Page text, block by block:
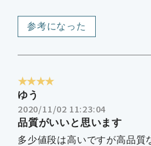
参考になった
★★★★
ゆう
2020/11/02 11:23:04
品質がいいと思います
多少値段は高いですが高品質